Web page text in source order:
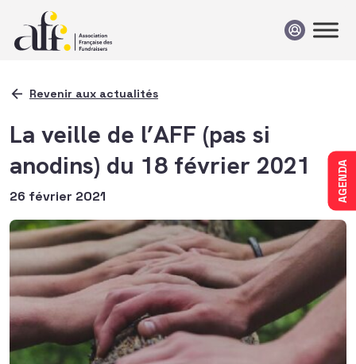
AGENDA
Revenir aux actualités
La veille de l’AFF (pas si
anodins) du 18 février 2021
26 février 2021